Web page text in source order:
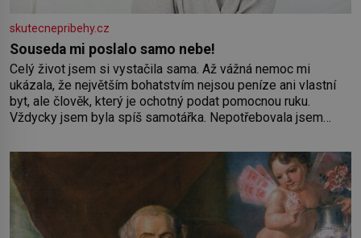
skutecnepribehy.cz
Souseda mi poslalo samo nebe!
Celý život jsem si vystačila sama. Až vážná nemoc mi
ukázala, že největším bohatstvím nejsou peníze ani vlastní
byt, ale člověk, který je ochotný podat pomocnou ruku.
Vždycky jsem byla spíš samotářka. Nepotřebovala jsem
práce a hlavně klid. Hned po studiích jsem odešla z rodného